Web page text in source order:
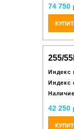
74 750
255/
Индекс
Индекс
42 250